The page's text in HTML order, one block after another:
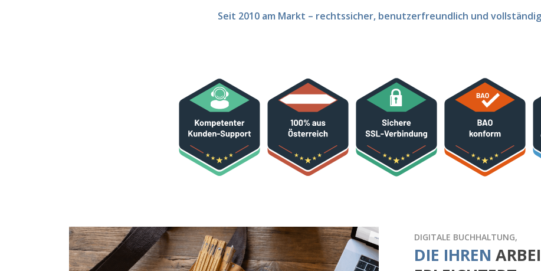
Seit 2010 am Markt – rechtssicher, benutzerfreundlich und
DIGITALE BUCHHALTUNG,
DIE IHREN